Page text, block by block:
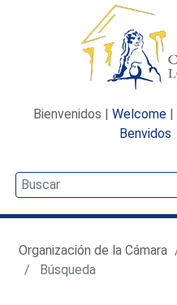
Bienvenidos | Welcome |
Benvidos
Organización de la Cámara
Búsqueda